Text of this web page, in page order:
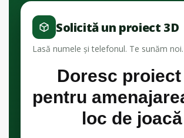
Solicită un proiect 3D
Lasă numele și telefonul. Te sunăm noi.
Doresc proiect
pentru
loc de joacă